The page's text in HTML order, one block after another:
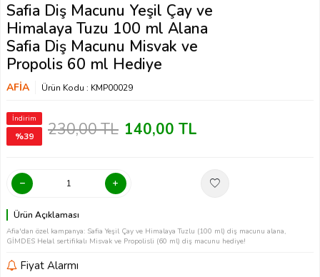
Safia Diş Macunu Yeşil Çay ve
Himalaya Tuzu 100 ml Alana
Safia Diş Macunu Misvak ve
Propolis 60 ml Hediye
AFİA Ürün Kodu : KMP00029
İndirim
%39 230,00TL 140,00 TL
Ürün Açıklaması
Afia'dan özel kampanya: Safia Yeşil Çay ve Himalaya Tuzlu (100 ml) diş macunu alana,
GİMDES Helal sertifikalı Misvak ve Propolisli (60 ml) diş macunu hediye!
Fiyat Alarmı